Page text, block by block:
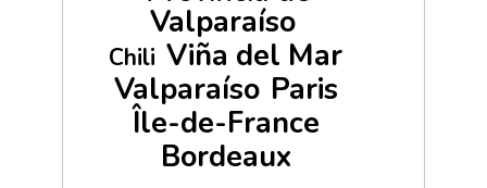
Valparaíso
Chili Viña del Mar
Valparaíso Paris
Île-de-France
Bordeaux